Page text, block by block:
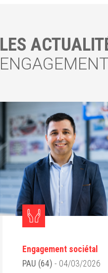
LES
Engagement sociétal
PAU (64) - 04/03/2026